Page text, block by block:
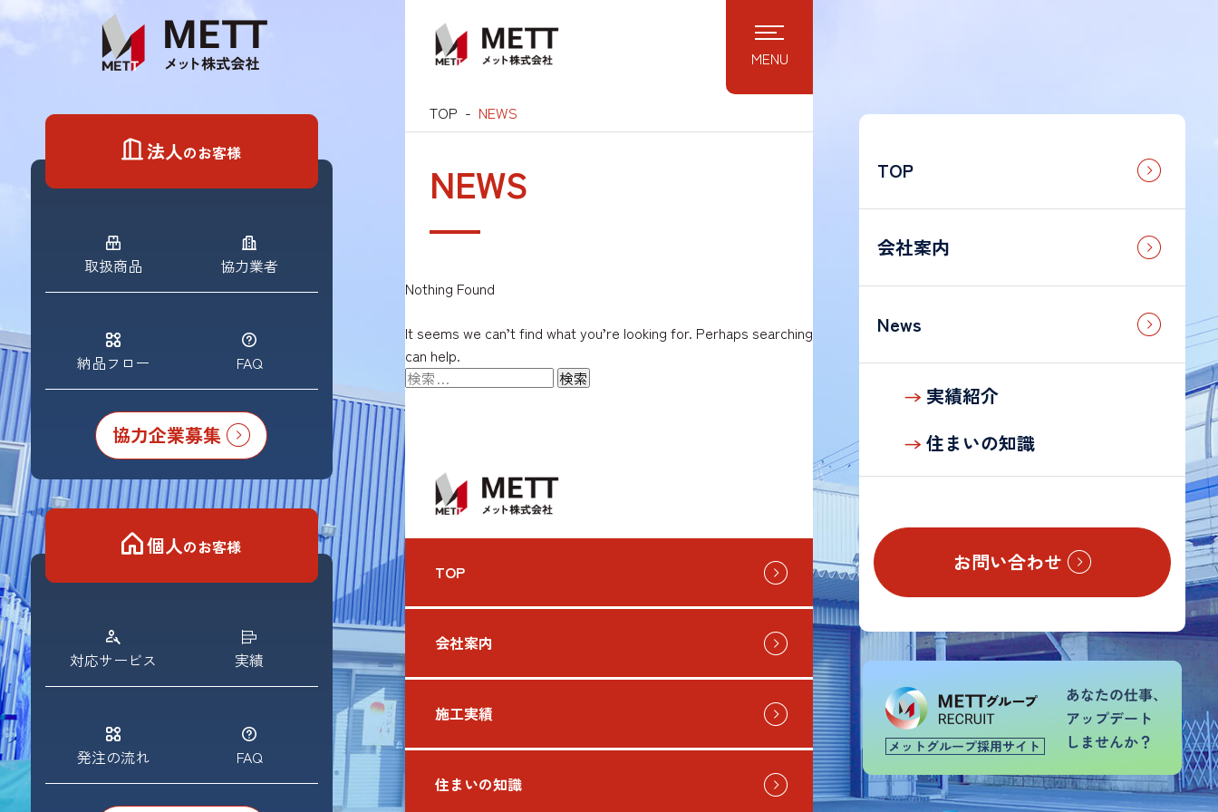
法人のお客様
取扱商品 協力業者
納品フロー FAQ
協力企業募集
個人のお客様
対応サービス 実績
発注の流れ FAQ
TOP
会社案内
News
実績紹介
住まいの知識
お問い合わせ
MENU
客
様
TOP
会
社
案
内
TOP NEWS
NEWS
Nothing Found
It seems we can’t find what you’re looking for. Perhaps searching
can help.
検
索:
TOP
会社案内
施工実績
住まいの知識